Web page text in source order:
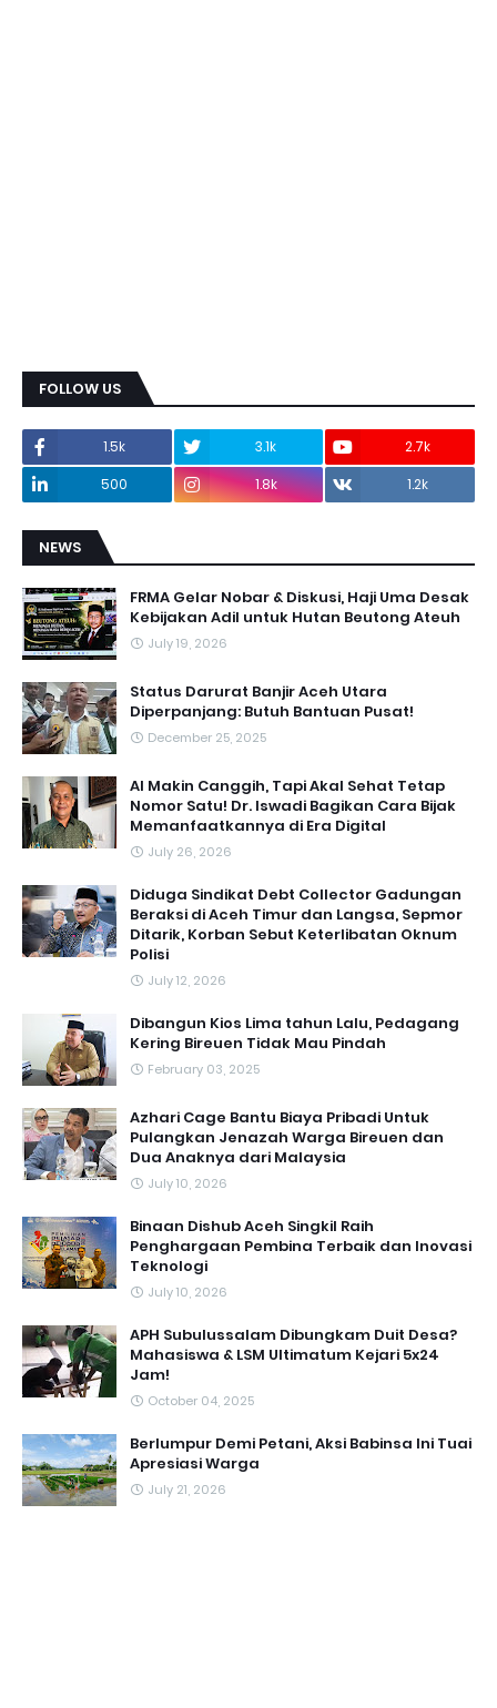
FOLLOW US
1.5k 3.1k
2.7k
500
1.8k 1.2k
NEWS
FRMA Gelar Nobar & Diskusi, Haji Uma Desak
Kebijakan Adil untuk Hutan Beutong Ateuh
July 19, 2026
Status Darurat Banjir Aceh Utara
Diperpanjang: Butuh Bantuan Pusat!
December 25, 2025
AI Makin Canggih, Tapi Akal Sehat Tetap
Nomor Satu! Dr. Iswadi Bagikan Cara Bijak
Memanfaatkannya di Era Digital
July 26, 2026
Diduga Sindikat Debt Collector Gadungan
Beraksi di Aceh Timur dan Langsa, Sepmor
Ditarik, Korban Sebut Keterlibatan Oknum
Polisi
July 12, 2026
Dibangun Kios Lima tahun Lalu, Pedagang
Kering Bireuen Tidak Mau Pindah
February 03, 2025
Azhari Cage Bantu Biaya Pribadi Untuk
Pulangkan Jenazah Warga Bireuen dan
Dua Anaknya dari Malaysia
July 10, 2026
Binaan Dishub Aceh Singkil Raih
Penghargaan Pembina Terbaik dan Inovasi
Teknologi
July 10, 2026
APH Subulussalam Dibungkam Duit Desa?
Mahasiswa & LSM Ultimatum Kejari 5x24
Jam!
October 04, 2025
Berlumpur Demi Petani, Aksi Babinsa Ini Tuai
Apresiasi Warga
July 21, 2026